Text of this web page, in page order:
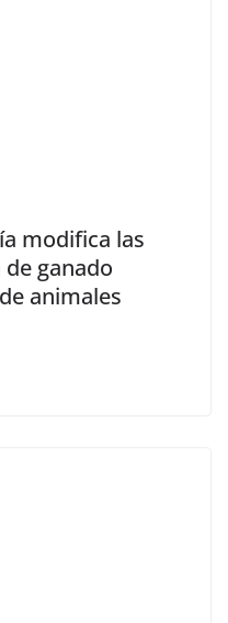
modifica las
ganado
animales